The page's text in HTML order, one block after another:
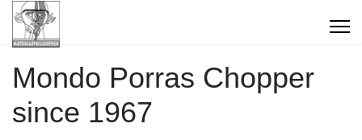
Mondo Porras Chopper
since 1967